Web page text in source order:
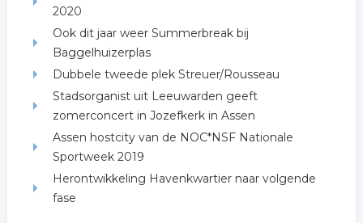
2020
Ook dit jaar weer Summerbreak bij
Baggelhuizerplas
Dubbele tweede plek Streuer/Rousseau
Stadsorganist uit Leeuwarden geeft
zomerconcert in Jozefkerk in Assen
Assen hostcity van de NOC*NSF Nationale
Sportweek 2019
Herontwikkeling Havenkwartier naar volgende
fase